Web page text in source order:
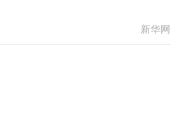
新华网